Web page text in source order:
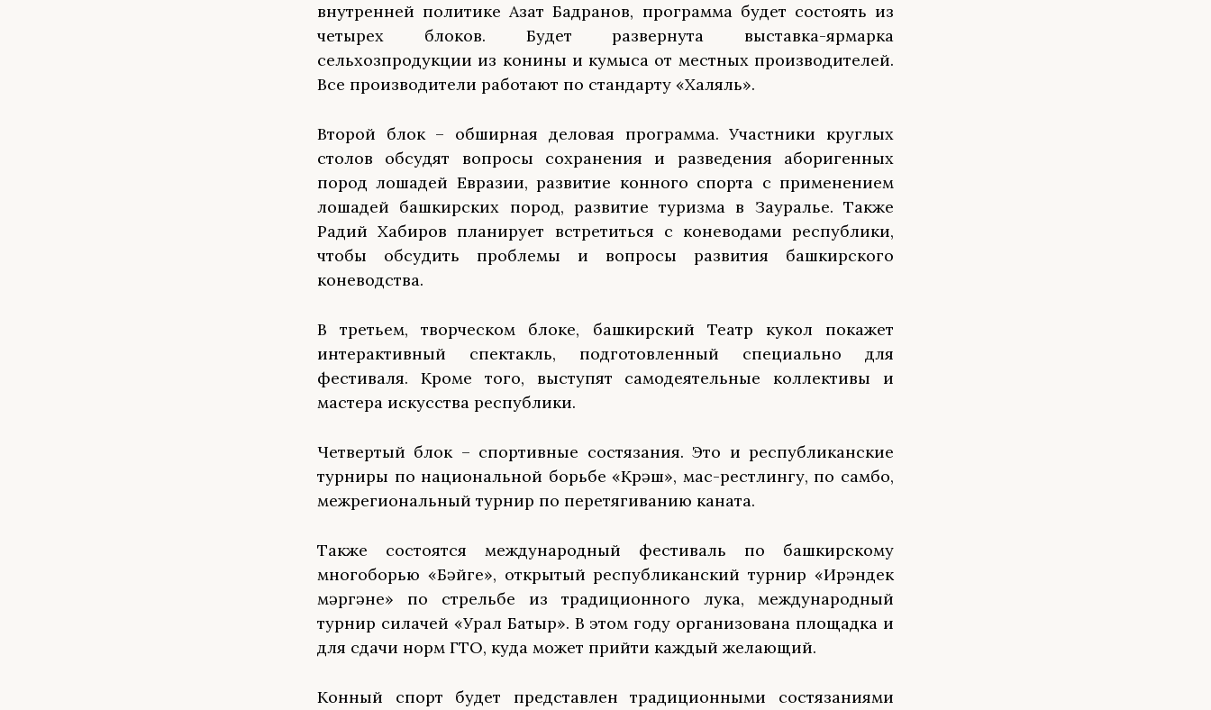
внутренней политике Азат Бадранов, программа будет состоять из
четырех блоков. Будет развернута выставка-ярмарка
сельхозпродукции из конины и кумыса от местных производителей.
Все производители работают по стандарту «Халяль».
Второй блок – обширная деловая программа. Участники круглых
столов обсудят вопросы сохранения и разведения аборигенных
пород лошадей Евразии, развитие конного спорта с применением
лошадей башкирских пород, развитие туризма в Зауралье. Также
Радий Хабиров планирует встретиться с коневодами республики,
чтобы обсудить проблемы и вопросы развития башкирского
коневодства.
В третьем, творческом блоке, башкирский Театр кукол покажет
интерактивный спектакль, подготовленный специально для
фестиваля. Кроме того, выступят самодеятельные коллективы и
мастера искусства республики.
Четвертый блок – спортивные состязания. Это и республиканские
турниры по национальной борьбе «Көрәш», мас-рестлингу, по самбо,
межрегиональный турнир по перетягиванию каната.
Также состоятся международный фестиваль по башкирскому
многоборью «Бәйге», открытый республиканский турнир «Ирәндек
мәргәне» по стрельбе из традиционного лука, международный
турнир силачей «Урал Батыр». В этом году организована площадка и
для сдачи норм ГТО, куда может прийти каждый желающий.
Конный спорт будет представлен традиционными состязаниями